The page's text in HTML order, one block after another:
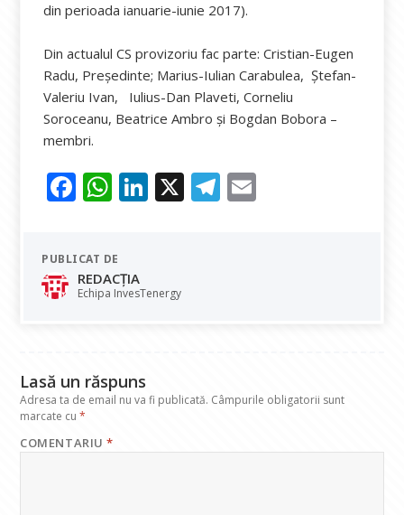
din perioada ianuarie-iunie 2017).
Din actualul CS provizoriu fac parte: Cristian-Eugen
Radu, Președinte; Marius-Iulian Carabulea, Ștefan-
Valeriu Ivan, Iulius-Dan Plaveti, Corneliu
Soroceanu, Beatrice Ambro și Bogdan Bobora –
membri.
F
e
b
o
W
at
s
A
Li
dI
X T
PUBLICAT DE
REDACȚIA
Echipa InvesTenergy
Lasă un răspuns
Adresa ta de email nu va fi publicată. Câmpurile obligatorii sunt
marcate cu*
COMENTARIU*